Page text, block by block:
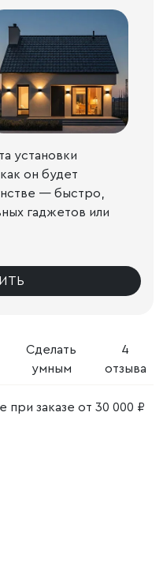
Сделать
умным
4
отзыва
при заказе от 30 000 ₽
установки
он будет
— быстро,
гаджетов или